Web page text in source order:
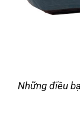
Những điều